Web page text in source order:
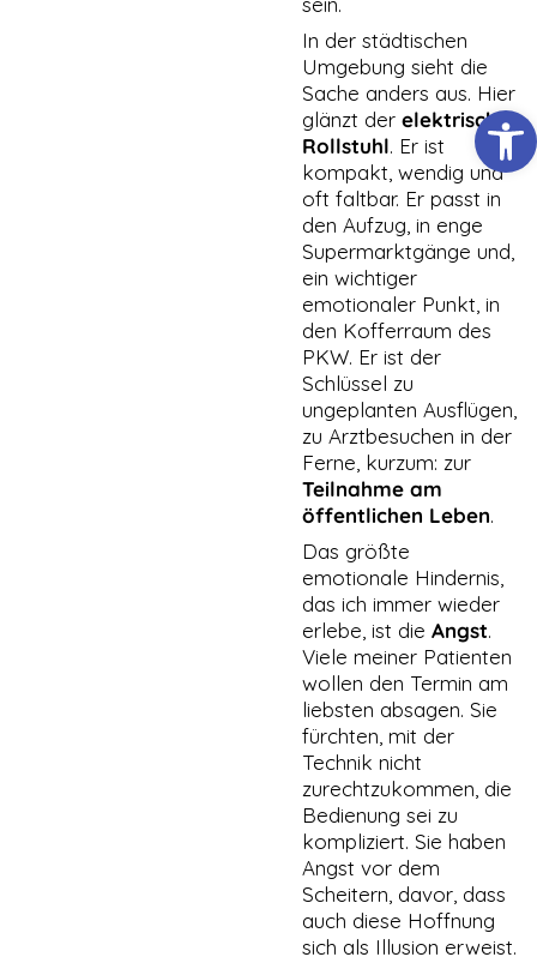
In der städtischen
Umgebung sieht die
Sache anders aus. Hier
glänzt derelektrische
Rollstuhl. Er ist
kompakt, wendig und
oft faltbar. Er passt in
den Aufzug, in enge
Supermarktgänge und,
ein wichtiger
emotionaler Punkt, in
den Kofferraum des
PKW. Er ist der
Schlüssel zu
ungeplanten Ausflügen,
zu Arztbesuchen in der
Ferne, kurzum: zur
Teilnahme am
öffentlichen Leben.
Das größte
emotionale Hindernis,
das ich immer wieder
erlebe, ist dieAngst.
Viele meiner Patienten
wollen den Termin am
liebsten absagen. Sie
fürchten, mit der
Technik nicht
zurechtzukommen, die
Bedienung sei zu
kompliziert. Sie haben
Angst vor dem
Scheitern, davor, dass
auch diese Hoffnung
sich als Illusion erweist.